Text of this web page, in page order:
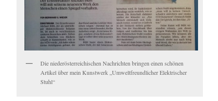
Die niederösterreichischen Nachrichten bringen einen schönen
Artikel über mein Kunstwerk „Umweltfreundlicher Elektrischer
Stuhl“